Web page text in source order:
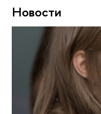
Новости